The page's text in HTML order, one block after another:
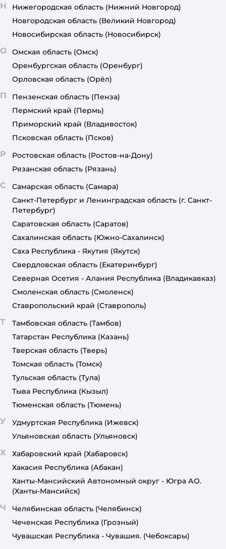
Н Нижегородская область (Нижний Новгород)
Новгородская область (Великий Новгород)
Новосибирская область (Новосибирск)
О Омская область (Омск)
Оренбургская область (Оренбург)
Орловская область (Орёл)
П Пензенская область (Пенза)
Пермский край (Пермь)
Приморский край (Владивосток)
Псковская область (Псков)
Р Ростовская область (Ростов-на-Дону)
Рязанская область (Рязань)
С Самарская область (Самара)
Санкт-Петербург и Ленинградская область (г. Санкт-
Петербург)
Саратовская область (Саратов)
Сахалинская область (Южно-Сахалинск)
Саха Республика - Якутия (Якутск)
Свердловская область (Екатеринбург)
Северная Осетия - Алания Республика (Владикавказ)
Смоленская область (Смоленск)
Ставропольский край (Ставрополь)
Т Тамбовская область (Тамбов)
Татарстан Республика (Казань)
Тверская область (Тверь)
Томская область (Томск)
Тульская область (Тула)
Тыва Республика (Кызыл)
Тюменская область (Тюмень)
У Удмуртская Республика (Ижевск)
Ульяновская область (Ульяновск)
Х Хабаровский край (Хабаровск)
Хакасия Республика (Абакан)
Ханты-Мансийский Автономный округ - Югра АО.
(Ханты-Мансийск)
Ч Челябинская область (Челябинск)
Чеченская Республика (Грозный)
Чувашская Республика - Чувашия. (Чебоксары)